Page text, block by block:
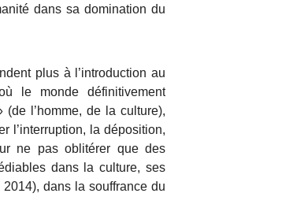
dans sa domination du
plus à l’introduction au
le monde définitivement
l’homme, de la culture),
l’interruption, la déposition,
ne pas oblitérer que des
dans la culture, ses
2014), dans la souffrance du